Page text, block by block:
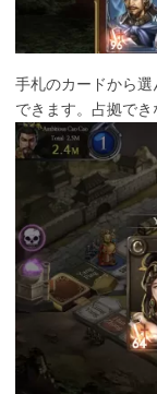
手札のカードから
できます。占拠でき